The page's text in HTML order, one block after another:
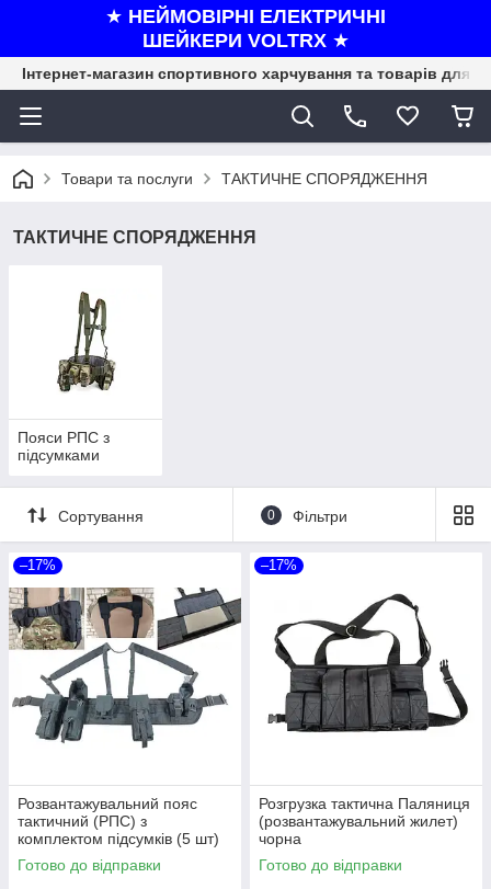
★ НЕЙМОВІРНІ ЕЛЕКТРИЧНІ
ШЕЙКЕРИ VOLTRX ★
Інтернет-магазин спортивного харчування та товарів для
Товари та послуги ТАКТИЧНЕ СПОРЯДЖЕННЯ
ТАКТИЧНЕ СПОРЯДЖЕННЯ
Пояси РПС з
підсумками
Сортування 0 Фільтри
–17%
Розвантажувальний пояс
тактичний (РПС) з
комплектом підсумків (5 шт)
Паляниця чорний
Готово до відправки
–17%
Розгрузка тактична Паляниця
(розвантажувальний жилет)
чорна
Готово до відправки